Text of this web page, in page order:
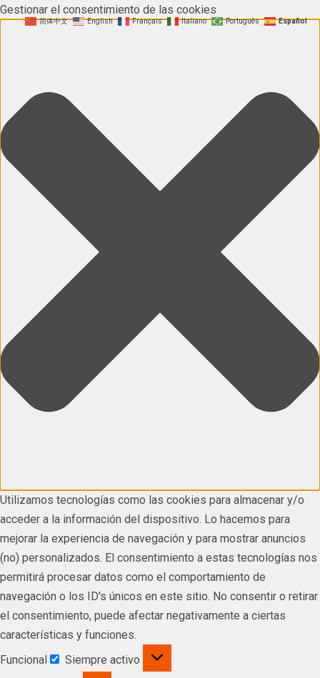
Gestionar el consentimiento de las cookies
Utilizamos tecnologías como las cookies para almacenar y/o
acceder a la información del dispositivo. Lo hacemos para
mejorar la experiencia de navegación y para mostrar anuncios
(no) personalizados. El consentimiento a estas tecnologías nos
permitirá procesar datos como el comportamiento de
navegación o los ID's únicos en este sitio. No consentir o retirar
el consentimiento, puede afectar negativamente a ciertas
características y funciones.
Funcional
Siempre activo
简体中文 English Français Italiano Português Español